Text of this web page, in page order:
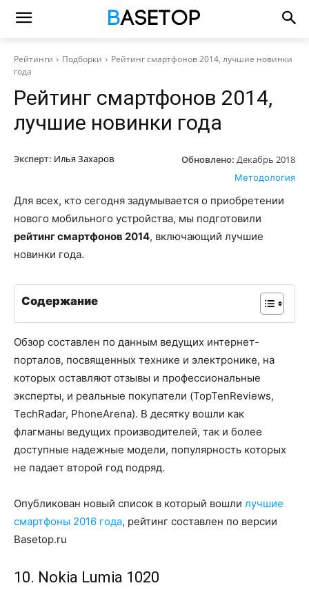
Рейтинги Подборки
Рейтинг смартфонов 2014, лучшие новинки
года
Рейтинг смартфонов 2014,
лучшие новинки года
Эксперт: Илья Захаров Обновлено: Декабрь 2018
Методология
Для всех, кто сегодня задумывается о приобретении
нового мобильного устройства, мы подготовили
рейтинг смартфонов 2014, включающий лучшие
новинки года.
Содержание
Обзор составлен по данным ведущих интернет-
порталов, посвященных технике и электронике, на
которых оставляютотзывы и профессиональные
эксперты, и реальные покупатели (TopTenReviews,
TechRadar, PhoneArena). В десятку вошли как
флагманы ведущих производителей, так и более
доступные надежные модели, популярность которых
не падает второй год подряд.
Опубликован новый список в который вошли лучшие
смартфоны 2016 года, рейтинг составлен по версии
Basetop.ru
10. Nokia Lumia 1020